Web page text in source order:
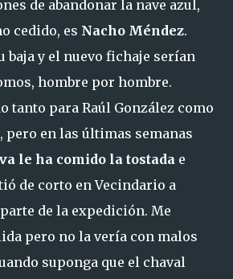
de abandonar la nave azul,
cedido, es Nacho Méndez.
baja y el nuevo fichaje serían
hombre por hombre.
tanto para Raúl González como
pero en las últimas semanas
le ha comido la tostada e
de corto en Vecindario a
de la expedición. Me
pero no la vería con malos
suponga que el chaval